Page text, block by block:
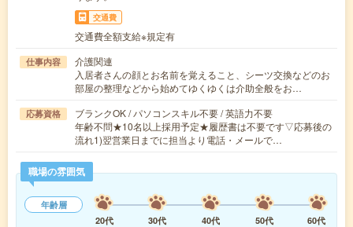
交通費
交通費全額支給※規定有
仕事内容
介護関連
入居者さんの顔とお名前を覚えること、シーツ交換などのお
部屋の整理などから始めてゆくゆくは介助全般をお…
応募資格
ブランクOK / パソコンスキル不要 / 英語力不要
年齢不問★10名以上採用予定★履歴書は不要です▽応募後の
流れ1)翌営業日までに担当より電話・メールで…
職場の雰囲気
年齢層
20代
30代 40代 50代
60代